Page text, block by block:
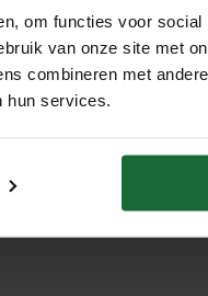
om functies voor
van onze site met
combineren met
hun services.
dat de natuurlijke
stoffen en